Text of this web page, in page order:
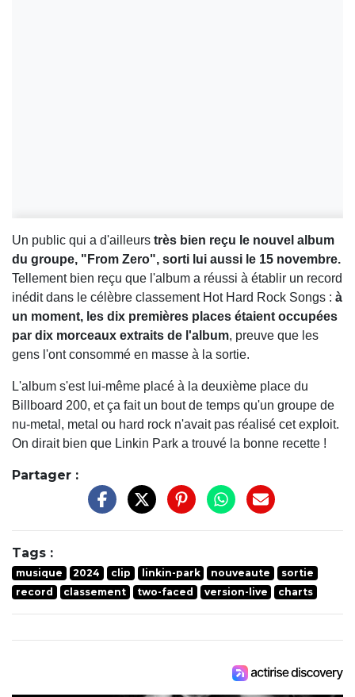
Un public qui a d'ailleurs très bien reçu le nouvel album
du groupe, "From Zero", sorti lui aussi le 15 novembre.
Tellement bien reçu que l'album a réussi à établir un record
inédit dans le célèbre classement Hot Hard Rock Songs : à
un moment, les dix premières places étaient occupées
par dix morceaux extraits de l'album, preuve que les
gens l'ont consommé en masse à la sortie.
L'album s'est lui-même placé à la deuxième place du
Billboard 200, et ça fait un bout de temps qu'un groupe de
nu-metal, metal ou hard rock n'avait pas réalisé cet exploit.
On dirait bien que Linkin Park a trouvé la bonne recette !
Partager :
Tags :
musique 2024 clip linkin-park nouveaute
sortie
record
classement two-faced version-live charts